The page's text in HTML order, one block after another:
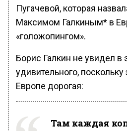
Пугачевой, которая
Максимом Галкиным* в
«голожопингом».
Борис Галкин не увидел в
удивительного, поскольку
Европе дорогая:
Там каждая